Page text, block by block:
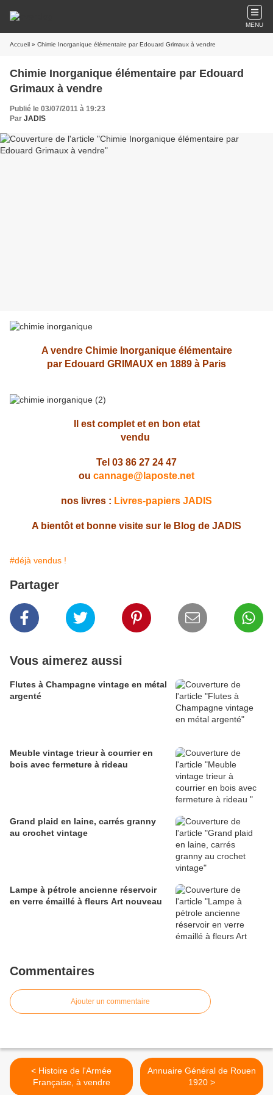
MENU
Accueil » Chimie Inorganique élémentaire par Edouard Grimaux à vendre
Chimie Inorganique élémentaire par Edouard
Grimaux à vendre
Publié le 03/07/2011 à 19:23
Par JADIS
A vendre Chimie Inorganique élémentaire
par Edouard GRIMAUX en 1889 à Paris
Il est complet et en bon etat
vendu
Tel 03 86 27 24 47
ou cannage@laposte.net
nos livres : Livres-papiers JADIS
A bientôt et bonne visite sur le Blog de JADIS
#déjà vendus !
Partager
Vous aimerez aussi
Flutes à Champagne vintage en métal
argenté
Meuble vintage trieur à courrier en
bois avec fermeture à rideau
Grand plaid en laine, carrés granny
au crochet vintage
Lampe à pétrole ancienne réservoir
en verre émaillé à fleurs Art nouveau
Commentaires
Ajouter un commentaire
< Histoire de l'Armée
Française, à vendre
Annuaire Général de Rouen
1920 >